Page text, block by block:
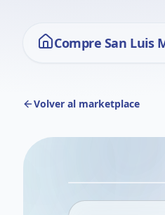
Compre San Luis
Volver al marketplace